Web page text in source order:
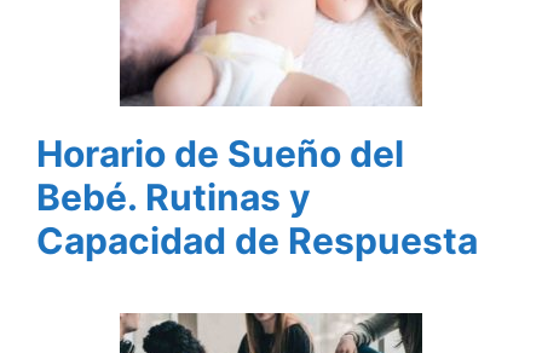
Horario de Sueño del
Bebé. Rutinas y
Capacidad de Respuesta